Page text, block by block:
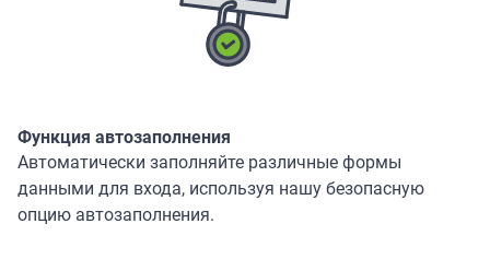
Функция автозаполнения
Автоматически заполняйте различные формы
данными для входа, используя нашу безопасную
опцию автозаполнения.